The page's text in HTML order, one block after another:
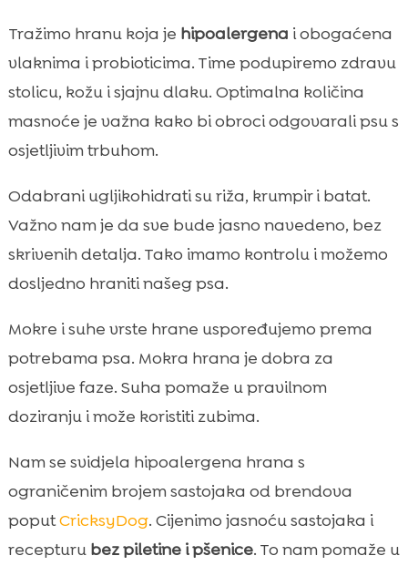
Tražimo hranu koja je hipoalergena i obogaćena
vlaknima i probioticima. Time podupiremo zdravu
stolicu, kožu i sjajnu dlaku. Optimalna količina
masnoće je važna kako bi obroci odgovarali psu s
osjetljivim trbuhom.
Odabrani ugljikohidrati su riža, krumpir i batat.
Važno nam je da sve bude jasno navedeno, bez
skrivenih detalja. Tako imamo kontrolu i možemo
dosljedno hraniti našeg psa.
Mokre i suhe vrste hrane uspoređujemo prema
potrebama psa. Mokra hrana je dobra za
osjetljive faze. Suha pomaže u pravilnom
doziranju i može koristiti zubima.
Nam se svidjela hipoalergena hrana s
ograničenim brojem sastojaka od brendova
poputCricksyDog. Cijenimo jasnoću sastojaka i
recepturu bez piletine i pšenice. To nam pomaže u